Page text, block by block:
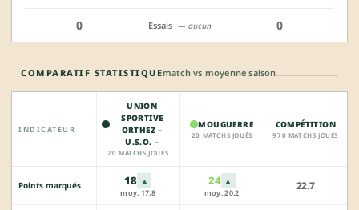
0 Essais — aucun 0
COMPARATIF STATISTIQUEmatch vs moyenne saison
INDICATEUR
UNION
SPORTIVE
ORTHEZ –
U.S.O. –
20 MATCHS JOUÉS
MOUGUERRE
20 MATCHS JOUÉS
COMPÉTITION
970 MATCHS JOUÉS
Points marqués 18 ▲
moy. 17.8
24 ▲
moy. 20.2
22.7